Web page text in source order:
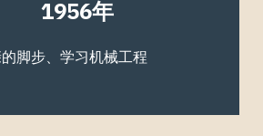
1956年
脚步、学习机械工程